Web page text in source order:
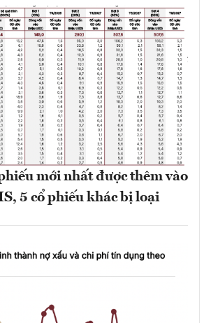
mới nhất được thêm vào
5 cổ phiếu khác bị loại